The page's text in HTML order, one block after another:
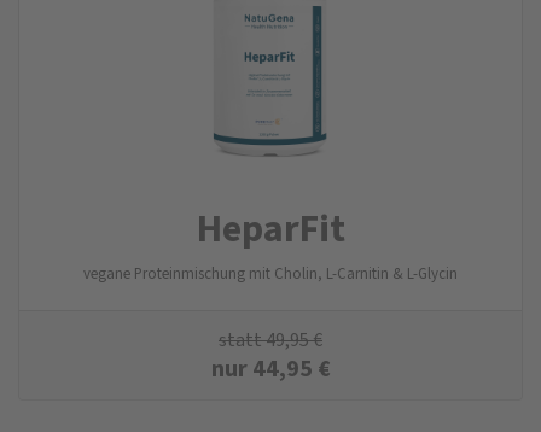
HeparFit
vegane Proteinmischung mit Cholin, L-Carnitin & L-Glycin
statt49,95€
nur44,95 €